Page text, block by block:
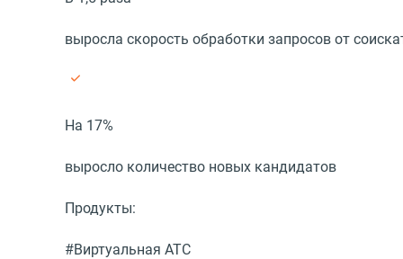
выросла скорость обработки запросов от
На 17%
выросло количество новых кандидатов
Продукты:
#Виртуальная АТС